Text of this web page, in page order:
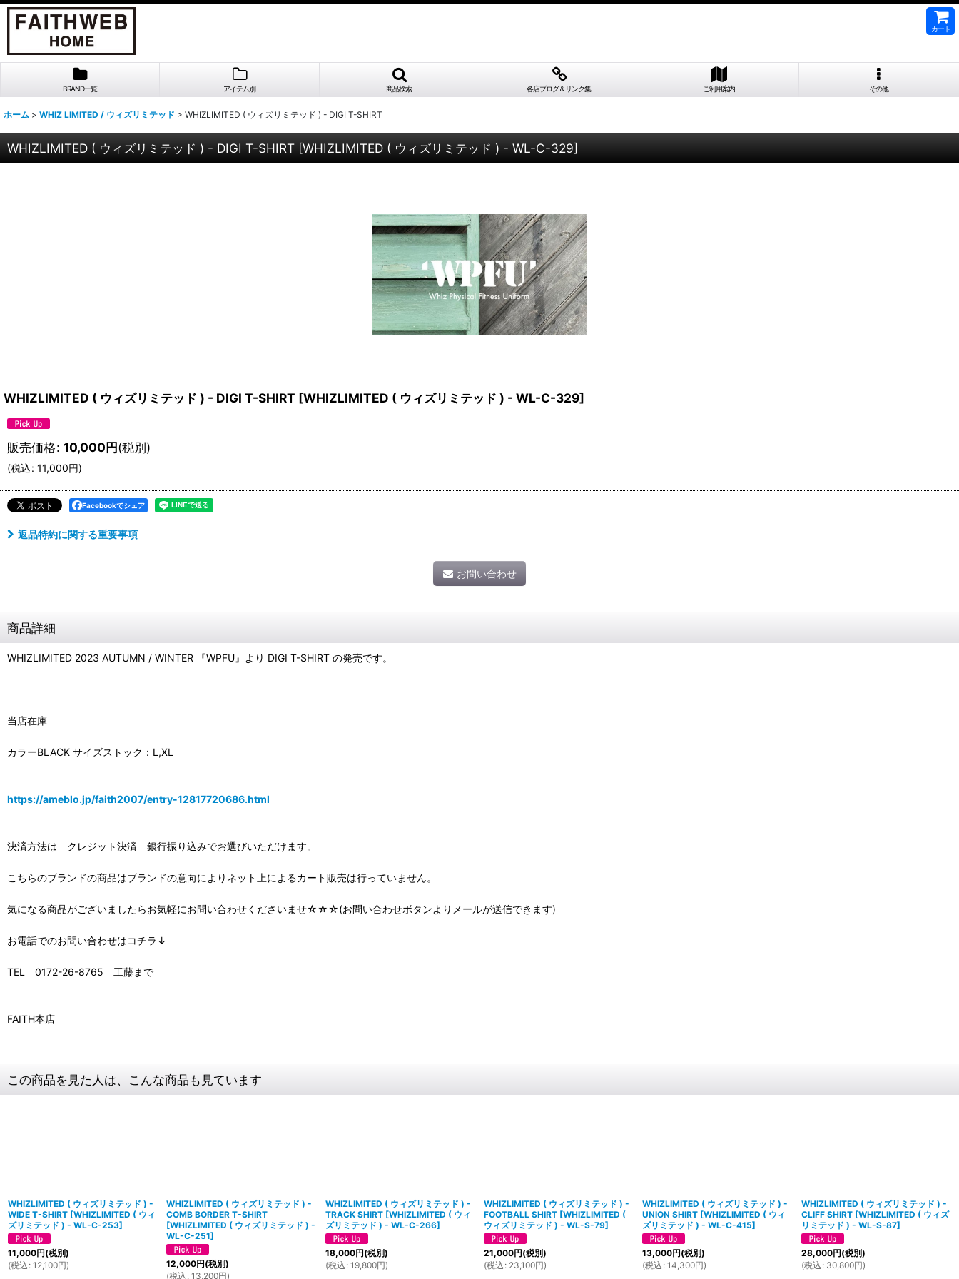
カート
BRAND一覧 アイテム別 商品検索 各店ブログ＆リンク集 ご利用案内 その他
ホーム > WHIZ LIMITED / ウィズリミテッド > WHIZLIMITED ( ウィズリミテッド ) - DIGI T-SHIRT
WHIZLIMITED ( ウィズリミテッド ) - DIGI T-SHIRT [WHIZLIMITED ( ウィズリミテッド ) - WL-C-329]
WHIZLIMITED ( ウィズリミテッド ) - DIGI T-SHIRT [WHIZLIMITED ( ウィズリミテッド ) - WL-C-329]
販売価格: 10,000円(税別)
(税込: 11,000円)
Facebookでシェア
返品特約に関する重要事項
お問い合わせ
商品詳細
WHIZLIMITED 2023 AUTUMN / WINTER 『WPFU』より DIGI T-SHIRT の発売です。
当店在庫
カラーBLACK サイズストック：L,XL
https://ameblo.jp/faith2007/entry-12817720686.html
決済方法は クレジット決済 銀行振り込みでお選びいただけます。
こちらのブランドの商品はブランドの意向によりネット上によるカート販売は行っていません。
気になる商品がございましたらお気軽にお問い合わせくださいませ☆☆☆(お問い合わせボタンよりメールが送信できます)
お電話でのお問い合わせはコチラ↓
TEL 0172-26-8765 工藤まで
FAITH本店
この商品を見た人は、こんな商品も見ています
WHIZLIMITED ( ウィズリミテッド ) -
WIDE T-SHIRT [WHIZLIMITED ( ウィ
ズリミテッド ) - WL-C-253]
11,000円(税別)
(税込 : 12,100円)
WHIZLIMITED ( ウィズリミテッド ) -
COMB BORDER T-SHIRT
[WHIZLIMITED ( ウィズリミテッド ) -
WL-C-251]
12,000円(税別)
(税込 : 13,200円)
WHIZLIMITED ( ウィズリミテッド ) -
TRACK SHIRT [WHIZLIMITED ( ウィ
ズリミテッド ) - WL-C-266]
18,000円(税別)
(税込 : 19,800円)
WHIZLIMITED ( ウィズリミテッド ) -
FOOTBALL SHIRT [WHIZLIMITED (
ウィズリミテッド ) - WL-S-79]
21,000円(税別)
(税込 : 23,100円)
WHIZLIMITED ( ウィズリミテッド ) -
UNION SHIRT [WHIZLIMITED ( ウィ
ズリミテッド ) - WL-C-415]
13,000円(税別)
(税込 : 14,300円)
WHIZLIMITED ( ウィズリミテッド ) -
CLIFF SHIRT [WHIZLIMITED ( ウィズ
リミテッド ) - WL-S-87]
28,000円(税別)
(税込 : 30,800円)